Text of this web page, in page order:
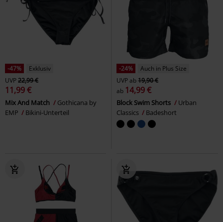
-47%
Exklusiv
UVP22,99 €
11,99 €
Mix And Match
Gothicana by
EMP
Bikini-Unterteil
-24%
Auch in Plus Size
UVPab19,90 €
ab 14,99 €
Block Swim Shorts
Urban
Classics
Badeshort